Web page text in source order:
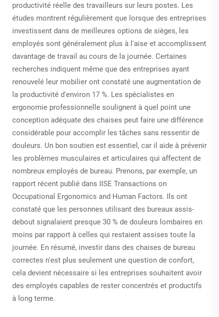
productivité réelle des travailleurs sur leurs postes. Les
études montrent régulièrement que lorsque des entreprises
investissent dans de meilleures options de sièges, les
employés sont généralement plus à l'aise et accomplissent
davantage de travail au cours de la journée. Certaines
recherches indiquent même que des entreprises ayant
renouvelé leur mobilier ont constaté une augmentation de
la productivité d'environ 17 %. Les spécialistes en
ergonomie professionnelle soulignent à quel point une
conception adéquate des chaises peut faire une différence
considérable pour accomplir les tâches sans ressentir de
douleurs. Un bon soutien est essentiel, car il aide à prévenir
les problèmes musculaires et articulaires qui affectent de
nombreux employés de bureau. Prenons, par exemple, un
rapport récent publié dans IISE Transactions on
Occupational Ergonomics and Human Factors. Ils ont
constaté que les personnes utilisant des bureaux assis-
debout signalaient presque 30 % de douleurs lombaires en
moins par rapport à celles qui restaient assises toute la
journée. En résumé, investir dans des chaises de bureau
correctes n'est plus seulement une question de confort,
cela devient nécessaire si les entreprises souhaitent avoir
des employés capables de rester concentrés et productifs
à long terme.